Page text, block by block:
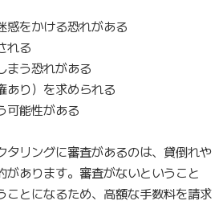
惑をかける恐れがある
れる
まう恐れがある
あり）を求められる
可能性がある
タリングに審査があるのは、貸倒れや
があります。審査がないということ
ことになるため、高額な手数料を請求